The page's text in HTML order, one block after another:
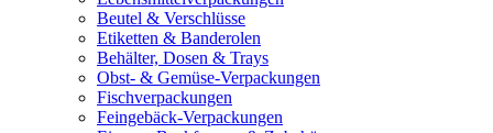
Beutel & Verschlüsse
Etiketten & Banderolen
Behälter, Dosen & Trays
Obst- & Gemüse-Verpackungen
Fischverpackungen
Feingebäck-Verpackungen